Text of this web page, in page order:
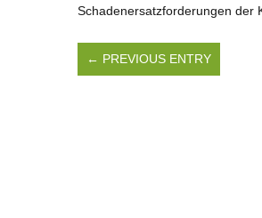
Schadenersatzforderungen der
← PREVIOUS ENTRY